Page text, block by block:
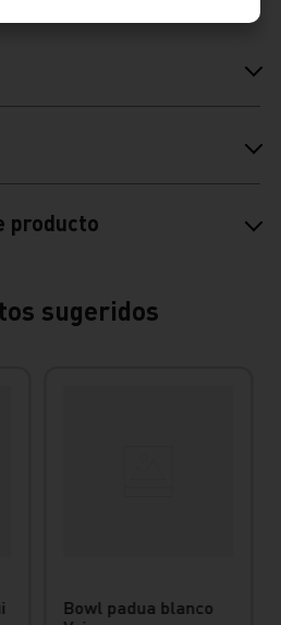
producto
sugeridos
Bowl padua blanco